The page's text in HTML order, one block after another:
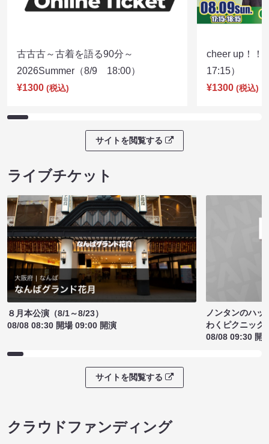
古古古～古着を語る90分～
2026Summer（8/9 18:00）
¥1300 (税込)
cheer up！
17:15）
¥1300 (税込)
サイトを閲覧する
ライブチケット
８月本公演（8/1～8/23）
08/08 08:30 開場 09:00 開演
ノンタンのハッ
わくピクニック
08/08 09:30 開
サイトを閲覧する
クラウドファンディング